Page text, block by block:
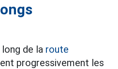
de la route
progressivement les